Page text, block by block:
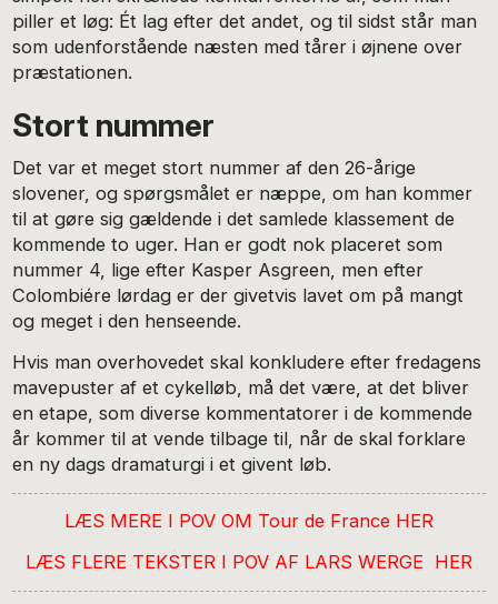
piller et løg: Ét lag efter det andet, og til sidst står man
som udenforstående næsten med tårer i øjnene over
præstationen.
Stort nummer
Det var et meget stort nummer af den 26-årige
slovener, og spørgsmålet er næppe, om han kommer
til at gøre sig gældende i det samlede klassement de
kommende to uger. Han er godt nok placeret som
nummer 4, lige efter Kasper Asgreen, men efter
Colombiére lørdag er der givetvis lavet om på mangt
og meget i den henseende.
Hvis man overhovedet skal konkludere efter fredagens
mavepuster af et cykelløb, må det være, at det bliver
en etape, som diverse kommentatorer i de kommende
år kommer til at vende tilbage til, når de skal forklare
en ny dags dramaturgi i et givent løb.
LÆS MERE I POV OM Tour de France HER
LÆS FLERE TEKSTER I POV AF LARS WERGE HER